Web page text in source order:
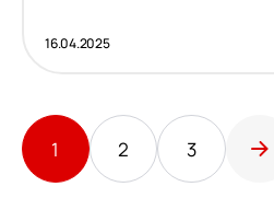
16.04.2025
1 2 3